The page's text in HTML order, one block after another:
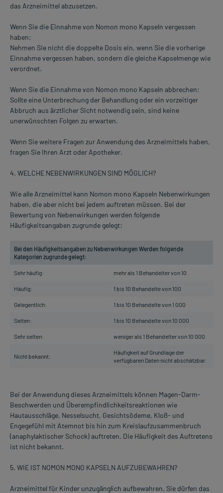
das Arzneimittel abzusetzen.
Wenn Sie die Einnahme von Nomon mono Kapseln vergessen
haben:
Nehmen Sie nicht die doppelte Dosis ein, wenn Sie die vorherige
Einnahme vergessen haben, sondern die gleiche Kapselmenge wie
verordnet.
Wenn Sie die Einnahme von Nomon mono Kapseln abbrechen:
Sollte eine Unterbrechung der Behandlung oder ein vorzeitiger
Abbruch aus ärztlicher Sicht notwendig sein, sind keine
unerwünschten Folgen zu erwarten.
Wenn Sie weitere Fragen zur Anwendung des Arzneimittels haben,
fragen Sie Ihren Arzt oder Apotheker.
4. WELCHE NEBENWIRKUNGEN SIND MÖGLICH?
Wie alle Arzneimittel kann Nomon mono Kapseln Nebenwirkungen
haben, die aber nicht bei jedem auftreten müssen. Bei der
Bewertung von Nebenwirkungen werden folgende
Häufigkeitsangaben zugrunde gelegt:
Bei den Häufigkeitsangaben zu Nebenwirkungen Werden folgende
Kategorien zugrunde gelegt:
Sehr häufig: mehr als 1 Behandelter von 10
Häufig: 1 bis 10 Behandelte von 100
Gelegentlich: 1 bis 10 Behandelte von 1 000
Selten: 1 bis 10 Behandelte von 10 000
Sehr selten: weniger als 1 Behandelter von 10 000
Nicht bekannt:
Häufigkeit auf Grundlage der
verfügbaren Daten nicht abschätzbar.
Bei der Anwendung dieses Arzneimittels können Magen-Darm-
Beschwerden und Überempfindlichkeitsreaktionen wie
Hautausschläge, Nesselsucht, Gesichtsödeme, Kloß- und
Engegefühl mit Atemnot bis hin zum Kreislaufzusammenbruch
(anaphylaktischer Schock) auftreten. Die Häufigkeit des Auftretens
ist nicht bekannt.
5. WIE IST NOMON MONO KAPSELN AUFZUBEWAHREN?
Arzneimittel für Kinder unzugänglich aufbewahren. Sie dürfen das